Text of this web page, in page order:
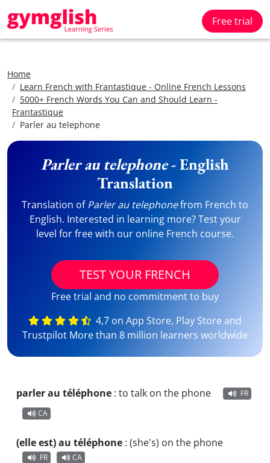
Free trial
Home
Learn French with Frantastique - Online French Lessons
5000+ French Words You Can and Should Learn -
Frantastique
Parler au telephone
Parler au telephone- English
Translation
Translation ofParler au telephonefrom French to
English. Interested in learning more? Test your
level for free with our online French course.
TEST YOUR FRENCH
Free trial and no commitment to buy
4,7 on App Store, Play Store and
Trustpilot More than 8 million learners worldwide
parler au téléphone : to talk on the phone
FR
CA
(elle est) au téléphone : (she's) on the phone
FR CA